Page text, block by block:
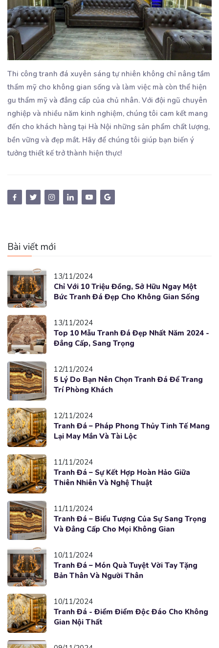
Thi công tranh đá xuyên sáng tự nhiên không chỉ nâng tầm
thẩm mỹ cho không gian sống và làm việc mà còn thể hiện
gu thẩm mỹ và đẳng cấp của chủ nhân. Với đội ngũ chuyên
nghiệp và nhiều năm kinh nghiệm, chúng tôi cam kết mang
đến cho khách hàng tại Hà Nội những sản phẩm chất lượng,
bền vững và đẹp mắt. Hãy để chúng tôi giúp bạn biến ý
tưởng thiết kế trở thành hiện thực!
Bài viết mới
13/11/2024
Chỉ Với 10 Triệu Đồng, Sở Hữu Ngay Một
Bức Tranh Đá Đẹp Cho Không Gian Sống
13/11/2024
Top 10 Mẫu Tranh Đá Đẹp Nhất Năm 2024 -
Đẳng Cấp, Sang Trọng
12/11/2024
5 Lý Do Bạn Nên Chọn Tranh Đá Để Trang
Trí Phòng Khách
12/11/2024
Tranh Đá – Pháp Phong Thủy Tinh Tế Mang
Lại May Mắn Và Tài Lộc
11/11/2024
Tranh Đá – Sự Kết Hợp Hoàn Hảo Giữa
Thiên Nhiên Và Nghệ Thuật
11/11/2024
Tranh Đá – Biểu Tượng Của Sự Sang Trọng
Và Đẳng Cấp Cho Mọi Không Gian
10/11/2024
Tranh Đá – Món Quà Tuyệt Vời Tay Tặng
Bản Thân Và Người Thân
10/11/2024
Tranh Đá - Điểm Điểm Độc Đáo Cho Không
Gian Nội Thất